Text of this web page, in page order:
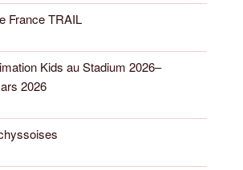
France TRAIL
Kids au Stadium 2026–
2026